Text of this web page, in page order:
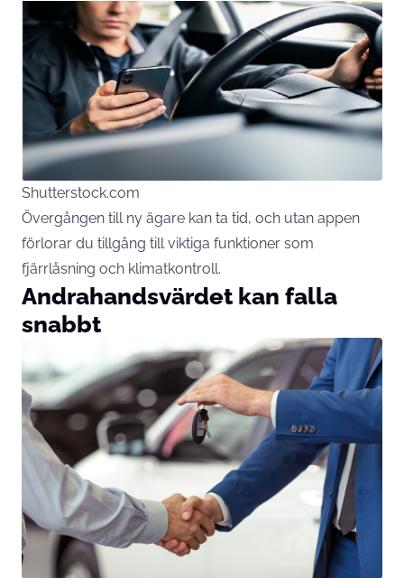
Shutterstock.com
Övergången till ny ägare kan ta tid, och utan appen
förlorar du tillgång till viktiga funktioner som
fjärrlåsning och klimatkontroll.
Andrahandsvärdet kan falla
snabbt